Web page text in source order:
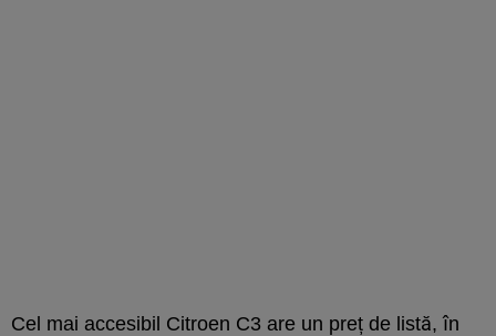
Cel mai accesibil Citroen C3 are un preț de listă, în